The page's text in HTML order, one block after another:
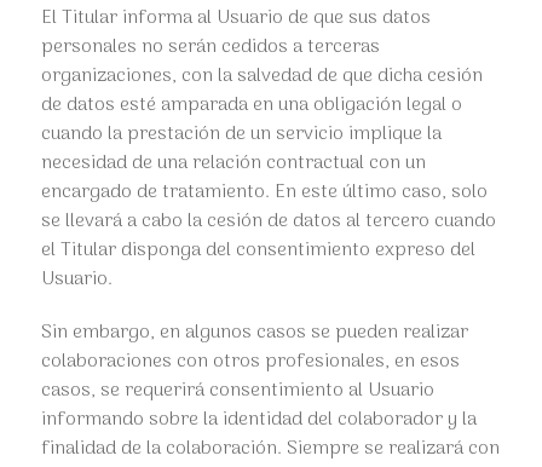
El Titular informa al Usuario de que sus datos
personales no serán cedidos a terceras
organizaciones, con la salvedad de que dicha cesión
de datos esté amparada en una obligación legal o
cuando la prestación de un servicio implique la
necesidad de una relación contractual con un
encargado de tratamiento. En este último caso, solo
se llevará a cabo la cesión de datos al tercero cuando
el Titular disponga del consentimiento expreso del
Usuario.
Sin embargo, en algunos casos se pueden realizar
colaboraciones con otros profesionales, en esos
casos, se requerirá consentimiento al Usuario
informando sobre la identidad del colaborador y la
finalidad de la colaboración. Siempre se realizará con